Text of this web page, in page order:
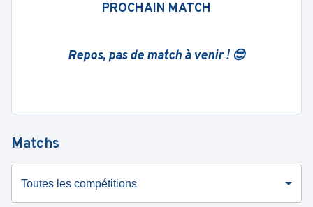
PROCHAIN MATCH
Repos, pas de match à venir ! 😎
Matchs
Toutes les compétitions